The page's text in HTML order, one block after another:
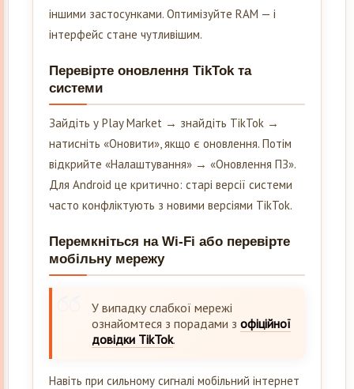
іншими застосунками. Оптимізуйте RAM — і
інтерфейс стане чутливішим.
Перевірте оновлення TikTok та
системи
Зайдіть у Play Market → знайдіть TikTok →
натисніть «Оновити», якщо є оновлення. Потім
відкрийте «Налаштування» → «Оновлення ПЗ».
Для Android це критично: старі версії системи
часто конфліктують з новими версіями TikTok.
Перемкніться на Wi-Fi або перевірте
мобільну мережу
У випадку слабкої мережі
ознайомтеся з порадами з офіційної
довідки TikTok.
Навіть при сильному сигналі мобільний інтернет